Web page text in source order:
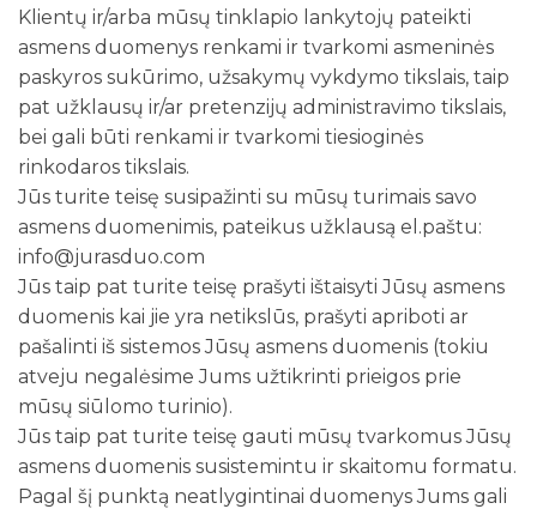
Klientų ir/arba mūsų tinklapio lankytojų pateikti
asmens duomenys renkami ir tvarkomi asmeninės
paskyros sukūrimo, užsakymų vykdymo tikslais, taip
pat užklausų ir/ar pretenzijų administravimo tikslais,
bei gali būti renkami ir tvarkomi tiesioginės
rinkodaros tikslais.
Jūs turite teisę susipažinti su mūsų turimais savo
asmens duomenimis, pateikus užklausą el.paštu:
info@jurasduo.com
Jūs taip pat turite teisę prašyti ištaisyti Jūsų asmens
duomenis kai jie yra netikslūs, prašyti apriboti ar
pašalinti iš sistemos Jūsų asmens duomenis (tokiu
atveju negalėsime Jums užtikrinti prieigos prie
mūsų siūlomo turinio).
Jūs taip pat turite teisę gauti mūsų tvarkomus Jūsų
asmens duomenis susistemintu ir skaitomu formatu.
Pagal šį punktą neatlygintinai duomenys Jums gali